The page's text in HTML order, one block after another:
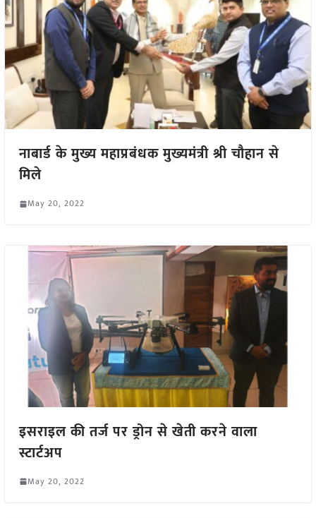
नाबार्ड के मुख्य महाप्रबंधक मुख्यमंत्री श्री चौहान से
मिले
May 20, 2022
इसराइल की तर्ज पर ड्रोन से खेती करने वाला
स्टार्टअप
May 20, 2022